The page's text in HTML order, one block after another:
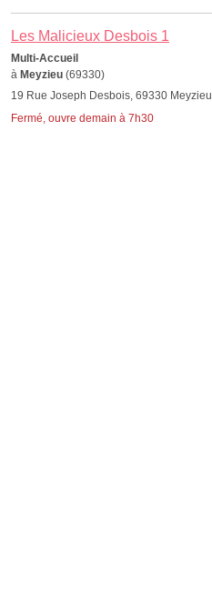
Les Malicieux Desbois 1
Multi-Accueil
à Meyzieu (69330)
19 Rue Joseph Desbois, 69330 Meyzieu
Fermé, ouvre demain à 7h30